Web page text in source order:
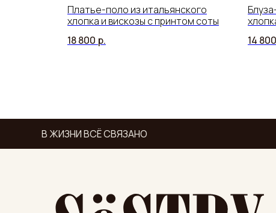
Платье-поло из итальянского
хлопка и вискозы с принтом соты
18 800 р.
14 800
В ЖИЗНИ ВСЁ СВЯЗАНО